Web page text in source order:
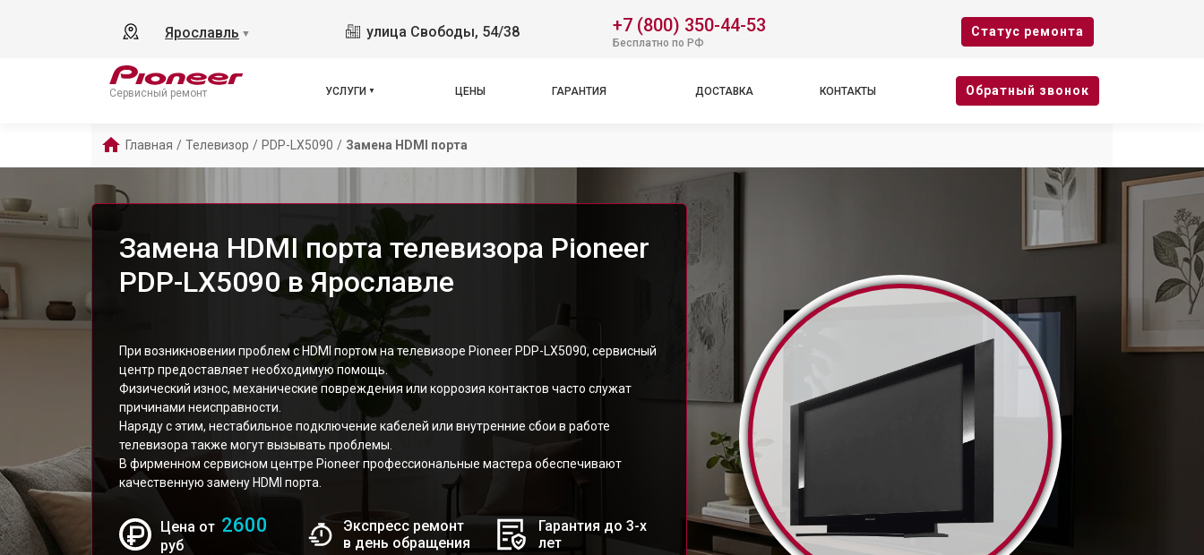
Ярославль ▼ улица Свободы, 54/38 +7 (800) 350-44-53
Бесплатно по РФ
Cтатус ремонта
Сервисный ремонт УСЛУГИ ЦЕНЫ ГАРАНТИЯ ДОСТАВКА КОНТАКТЫ Oбратный звонок
Главная / Телевизор / PDP-LX5090 / Замена HDMI порта
Замена HDMI порта телевизора Pioneer
PDP-LX5090 в Ярославле
При возникновении проблем с HDMI портом на телевизоре Pioneer PDP-LX5090, сервисный
центр предоставляет необходимую помощь.
Физический износ, механические повреждения или коррозия контактов часто служат
причинами неисправности.
Наряду с этим, нестабильное подключение кабелей или внутренние сбои в работе
телевизора также могут вызывать проблемы.
В фирменном сервисном центре Pioneer профессиональные мастера обеспечивают
качественную замену HDMI порта.
Цена от 2600
руб
Экспресс ремонт
в день обращения
Гарантия до 3-х
лет